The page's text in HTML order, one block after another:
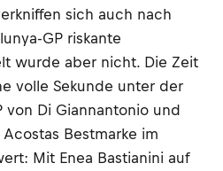
sich auch nach
GP riskante
wurde aber nicht. Die Zeit
volle Sekunde unter der
von Di Giannantonio und
Bestmarke im
Mit Enea Bastianini auf